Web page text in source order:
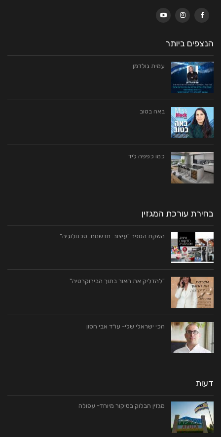
הנצפים ביותר
עמית גולדמן
באה בטוב
כמו כפפה ליד
בחירת עורכת המגזין
השקת הספר "עיצוב. חדשנות. טכנולוגיה"
"להדליק את האור בתוך הבירוקרטיה"
הכי ישראלי שלי- עו״ד אבי חסון
דעות
מגזין הבלוק בסיקור מיוחד- עפולה